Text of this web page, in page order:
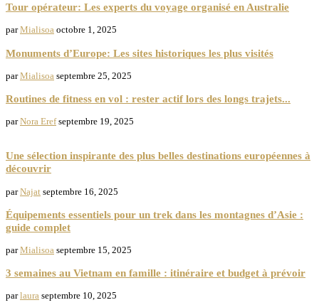
Tour opérateur: Les experts du voyage organisé en Australie
parMialisoa octobre 1, 2025
Monuments d’Europe: Les sites historiques les plus visités
parMialisoa septembre 25, 2025
Routines de fitness en vol : rester actif lors des longs trajets...
parNora Eref septembre 19, 2025
Une sélection inspirante des plus belles destinations européennes à
découvrir
parNajat septembre 16, 2025
Équipements essentiels pour un trek dans les montagnes d’Asie :
guide complet
parMialisoa septembre 15, 2025
3 semaines au Vietnam en famille : itinéraire et budget à prévoir
parlaura septembre 10, 2025